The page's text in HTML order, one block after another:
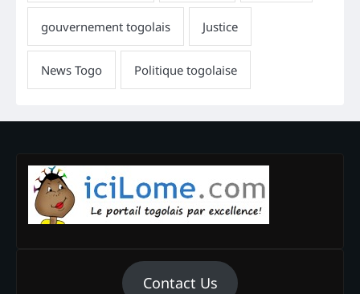
Contact Us